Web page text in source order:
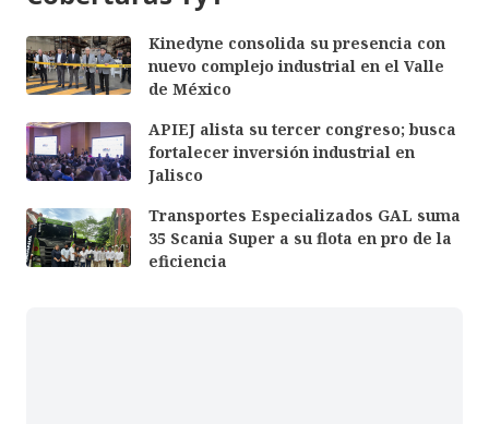
Kinedyne consolida su presencia con
nuevo complejo industrial en el Valle
de México
APIEJ alista su tercer congreso; busca
fortalecer inversión industrial en
Jalisco
Transportes Especializados GAL suma
35 Scania Super a su flota en pro de la
eficiencia